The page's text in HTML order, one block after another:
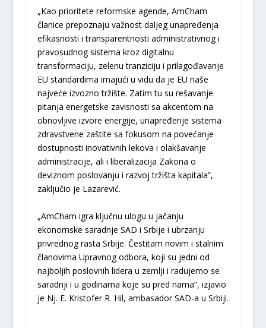
„Kao prioritete reformske agende, AmCham
članice prepoznaju važnost daljeg unapređenja
efikasnosti i transparentnosti administrativnog i
pravosudnog sistema kroz digitalnu
transformaciju, zelenu tranziciju i prilagođavanje
EU standardima imajući u vidu da je EU naše
najveće izvozno tržište. Zatim tu su rešavanje
pitanja energetske zavisnosti sa akcentom na
obnovljive izvore energije, unapređenje sistema
zdravstvene zaštite sa fokusom na povećanje
dostupnosti inovativnih lekova i olakšavanje
administracije, ali i liberalizacija Zakona o
deviznom poslovanju i razvoj tržišta kapitala“,
zaključio je Lazarević.
„AmCham igra ključnu ulogu u jačanju
ekonomske saradnje SAD i Srbije i ubrzanju
privrednog rasta Srbije. Čestitam novim i stalnim
članovima Upravnog odbora, koji su jedni od
najboljih poslovnih lidera u zemlji i radujemo se
saradnji i u godinama koje su pred nama“, izjavio
je Nj. E. Kristofer R. Hil, ambasador SAD-a u Srbiji.